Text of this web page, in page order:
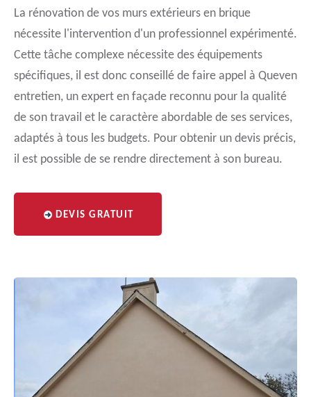
La rénovation de vos murs extérieurs en brique
nécessite l'intervention d'un professionnel expérimenté.
Cette tâche complexe nécessite des équipements
spécifiques, il est donc conseillé de faire appel à Queven
entretien, un expert en façade reconnu pour la qualité
de son travail et le caractère abordable de ses services,
adaptés à tous les budgets. Pour obtenir un devis précis,
il est possible de se rendre directement à son bureau.
DEVIS GRATUIT